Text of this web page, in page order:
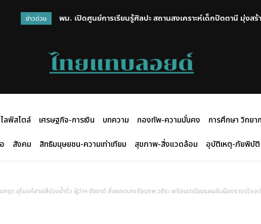
ข่าวด่วน
พม. เปิดศูนย์การเรียนรู้ศิลปะ สถานสงเคราะห์เด็กปัตตานี มุ่งส
ไลฟ์สไตล์ เศรษฐกิจ-การเงิน บทความ กองทัพ-ความมั่นคง การศึกษา วิทยา
สังคม สิทธิมนุษยชน-ความเท่าเทียม สุขภาพ-สิ่งแวดล้อม อุบัติเหตุ-ภัยพิบัติ
ทรุด อุโมงค์สายสีม่วงน้ำรั่ว ผู้ว่าฯ ชัชชาติ สั่งถอดบทเรียนรพ.วชิระ พร้อมเตรียมแผนรับมือจราจรโรง